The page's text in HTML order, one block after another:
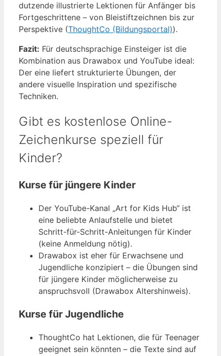
dutzende illustrierte Lektionen für Anfänger bis
Fortgeschrittene – von Bleistiftzeichnen bis zur
Perspektive (ThoughtCo (Bildungsportal)).
Fazit: Für deutschsprachige Einsteiger ist die
Kombination aus Drawabox und YouTube ideal:
Der eine liefert strukturierte Übungen, der
andere visuelle Inspiration und spezifische
Techniken.
Gibt es kostenlose Online-
Zeichenkurse speziell für
Kinder?
Kurse für jüngere Kinder
Der YouTube-Kanal „Art for Kids Hub“ ist
eine beliebte Anlaufstelle und bietet
Schritt-für-Schritt-Anleitungen für Kinder
(keine Anmeldung nötig).
Drawabox ist eher für Erwachsene und
Jugendliche konzipiert – die Übungen sind
für jüngere Kinder möglicherweise zu
anspruchsvoll (Drawabox Altershinweis).
Kurse für Jugendliche
ThoughtCo hat Lektionen, die für Teenager
geeignet sein könnten – die Texte sind auf